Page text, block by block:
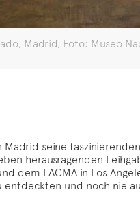
Madrid, Foto: Museo
seine
herausragenden
dem LACMA in Los
und noch nie